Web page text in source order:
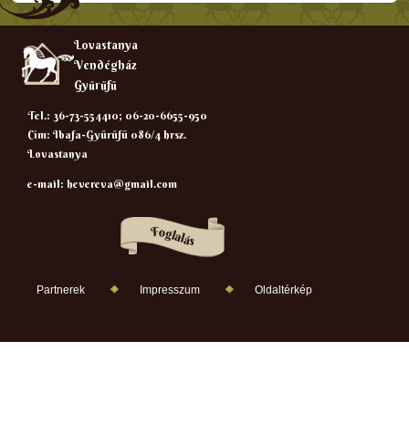
Lovastanya
Vendégház
Gyűrűfű
Tel.: 36-73-554410; 06-20-6655-950
Cím: Ibafa-Gyűrűfű 086/4 hrsz.
Lovastanya
e-mail: hevereva@gmail.com
Partnerek Impresszum Oldaltérkép